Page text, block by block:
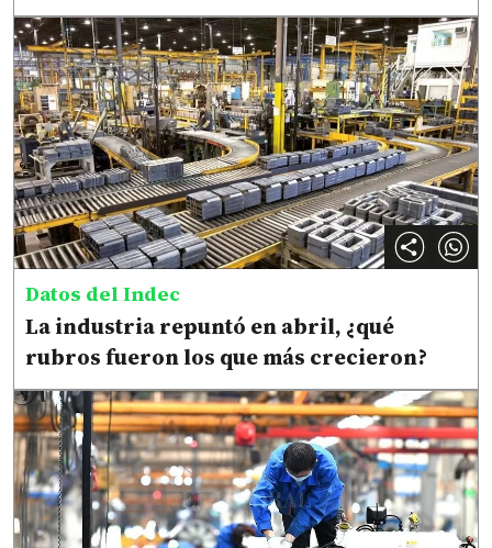
Datos del Indec
La industria repuntó en abril, ¿qué
rubros fueron los que más crecieron?